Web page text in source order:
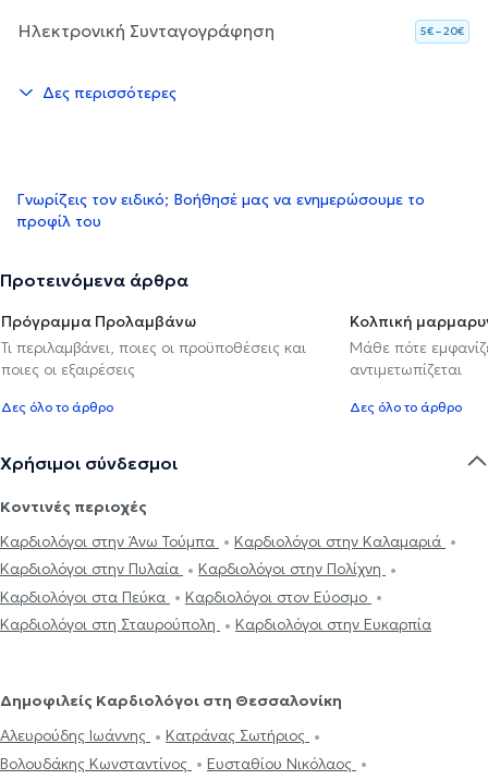
Ηλεκτρονική Συνταγογράφηση 5€ – 20€
Δες περισσότερες
Γνωρίζεις τον ειδικό; Βοήθησέ μας να ενημερώσουμε το
προφίλ του
Προτεινόμενα άρθρα
Πρόγραμμα Προλαμβάνω
Τι περιλαμβάνει, ποιες οι προϋποθέσεις και
ποιες οι εξαιρέσεις
Δες όλο το άρθρο
Κολπική
Μάθε πότε
αντιμετωπίζεται
Δες όλο το άρθρο
Χρήσιμοι σύνδεσμοι
Κοντινές περιοχές
Καρδιολόγοι στην Άνω Τούμπα
Καρδιολόγοι στην Καλαμαριά
Καρδιολόγοι στην Πυλαία
Καρδιολόγοι στην Πολίχνη
Καρδιολόγοι στα Πεύκα
Καρδιολόγοι στον Εύοσμο
Καρδιολόγοι στη Σταυρούπολη
Καρδιολόγοι στην Ευκαρπία
Δημοφιλείς Καρδιολόγοι στη Θεσσαλονίκη
Αλευρούδης Ιωάννης
Κατράνας Σωτήριος
Βολουδάκης Κωνσταντίνος
Ευσταθίου Νικόλαος